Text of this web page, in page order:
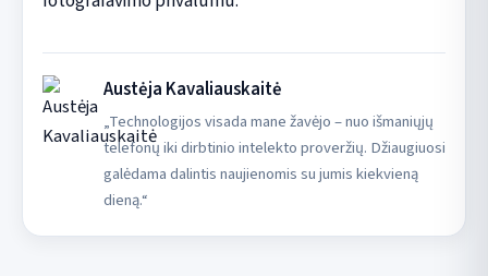
Austėja Kavaliauskaitė
„Technologijos visada mane žavėjo – nuo išmaniųjų
telefonų iki dirbtinio intelekto proveržių. Džiaugiuosi
galėdama dalintis naujienomis su jumis kiekvieną
dieną.“